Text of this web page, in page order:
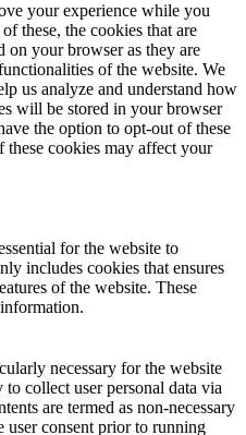
your experience while you
these, the cookies that are
on your browser as they are
of the website. We
us analyze and understand how
will be stored in your browser
the option to opt-out of these
cookies may affect your
for the website to
includes cookies that ensures
of the website. These
necessary for the website
collect user personal data via
are termed as non-necessary
user consent prior to running